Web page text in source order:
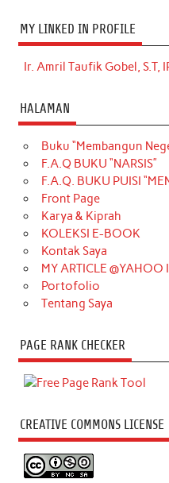
MY LINKED IN PROFILE
Ir. Amril Taufik Gobel, S.T,
HALAMAN
Buku “Membangun
F.A.Q BUKU “NARSIS”
F.A.Q. BUKU PUISI
Front Page
Karya & Kiprah
KOLEKSI E-BOOK
Kontak Saya
MY ARTICLE @YAHOO
Portofolio
Tentang Saya
PAGE RANK CHECKER
CREATIVE COMMONS LICENSE